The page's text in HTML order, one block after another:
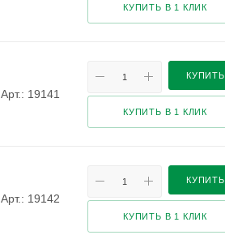
КУПИТЬ В 1 КЛИК
Арт.: 19141
КУПИТЬ
КУПИТЬ В 1 КЛИК
Арт.: 19142
КУПИТЬ
КУПИТЬ В 1 КЛИК